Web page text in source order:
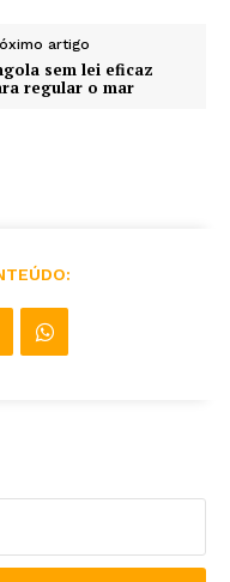
artigo
sem lei eficaz
regular o mar